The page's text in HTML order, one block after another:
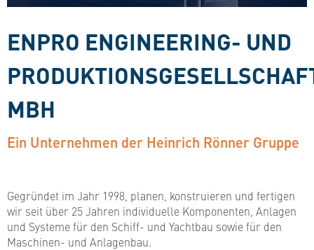
ENPRO ENGINEERING- UND
MBH
Ein Unternehmen der Heinrich Rönner Gruppe
Gegründet im Jahr 1998, planen, konstruieren und fertigen
wir seit über 25 Jahren individuelle Komponenten, Anlagen
und Systeme für den Schiff- und Yachtbau sowie für den
Maschinen- und Anlagenbau.